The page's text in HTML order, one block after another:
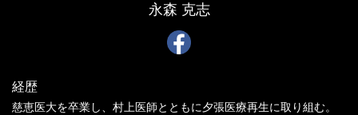
永森 克志
経歴
慈恵医大を卒業し、村上医師とともに夕張医療再生に取り組む。